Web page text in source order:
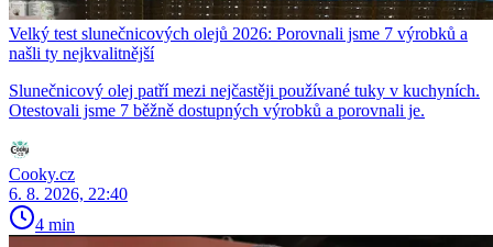
Velký test slunečnicových olejů 2026: Porovnali jsme 7 výrobků a
našli ty nejkvalitnější
Slunečnicový olej patří mezi nejčastěji používané tuky v kuchyních.
Otestovali jsme 7 běžně dostupných výrobků a porovnali je.
Cooky.cz
6. 8. 2026, 22:40
4 min